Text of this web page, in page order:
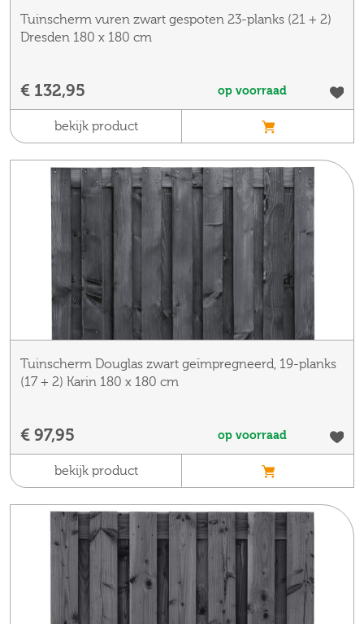
Tuinscherm vuren zwart gespoten 23-planks (21 + 2)
Dresden 180 x 180 cm
€ 132,95 op voorraad
bekijk product
Tuinscherm Douglas zwart geïmpregneerd, 19-planks
(17 + 2) Karin 180 x 180 cm
€ 97,95 op voorraad
bekijk product